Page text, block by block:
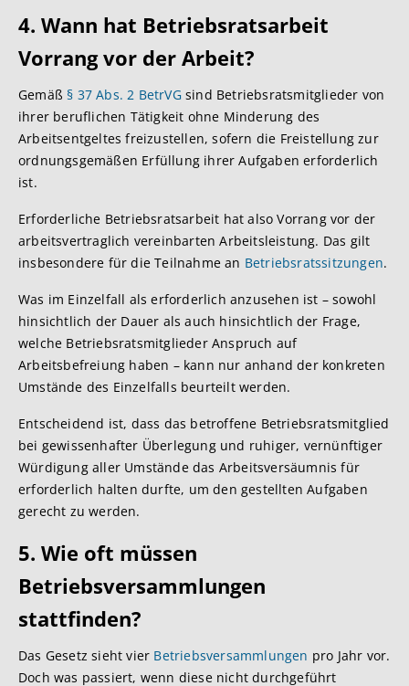
4. Wann hat Betriebsratsarbeit
Vorrang vor der Arbeit?
Gemäß § 37 Abs. 2 BetrVGsind Betriebsratsmitglieder von
ihrer beruflichen Tätigkeit ohne Minderung des
Arbeitsentgeltes freizustellen, sofern die Freistellung zur
ordnungsgemäßen Erfüllung ihrer Aufgaben erforderlich
ist.
Erforderliche Betriebsratsarbeit hat also Vorrang vor der
arbeitsvertraglich vereinbarten Arbeitsleistung. Das gilt
insbesondere für die Teilnahme an Betriebsratssitzungen.
Was im Einzelfall als erforderlich anzusehen ist – sowohl
hinsichtlich der Dauer als auch hinsichtlich der Frage,
welche Betriebsratsmitglieder Anspruch auf
Arbeitsbefreiung haben – kann nur anhand der konkreten
Umstände des Einzelfalls beurteilt werden.
Entscheidend ist, dass das betroffene Betriebsratsmitglied
bei gewissenhafter Überlegung und ruhiger, vernünftiger
Würdigung aller Umstände das Arbeitsversäumnis für
erforderlich halten durfte, um den gestellten Aufgaben
gerecht zu werden.
5. Wie oft müssen
Betriebsversammlungen
stattfinden?
Das Gesetz sieht vier Betriebsversammlungen pro Jahr vor.
Doch was passiert, wenn diese nicht durchgeführt